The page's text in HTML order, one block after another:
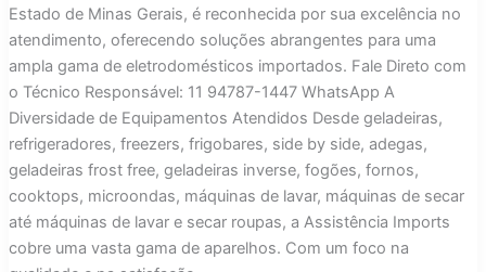
Estado de Minas Gerais, é reconhecida por sua excelência no
atendimento, oferecendo soluções abrangentes para uma
ampla gama de eletrodomésticos importados. Fale Direto com
o Técnico Responsável: 11 94787-1447 WhatsApp A
Diversidade de Equipamentos Atendidos Desde geladeiras,
refrigeradores, freezers, frigobares, side by side, adegas,
geladeiras frost free, geladeiras inverse, fogões, fornos,
cooktops, microondas, máquinas de lavar, máquinas de secar
até máquinas de lavar e secar roupas, a Assistência Imports
cobre uma vasta gama de aparelhos. Com um foco na